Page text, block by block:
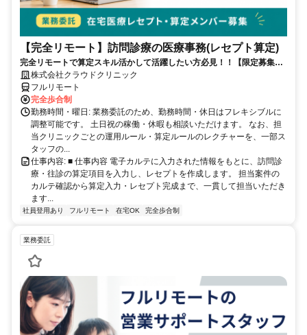
【完全リモート】訪問診療の医療事務(レセプト算定)
完全リモートで算定スキル活かして活躍したい方必見！！【限定募集】
完全リモート｜在宅医療レセプト算定（成果報酬型／業務委託）
株式会社クラウドクリニック
フルリモート
完全歩合制
勤務時間・曜日: 業務委託のため、勤務時間・休日はフレキシブルに
調整可能です。 土日祝の稼働・休暇も相談いただけます。 なお、担
当クリニックごとの運用ルール・算定ルールのレクチャーを、一部ス
タッフの...
仕事内容: ■ 仕事内容 電子カルテに入力された情報をもとに、訪問診
療・往診の算定項目を入力し、レセプトを作成します。 担当案件の
カルテ確認から算定入力・レセプト完成まで、一貫して担当いただき
ます...
社員登用あり フルリモート 在宅OK 完全歩合制
業務委託